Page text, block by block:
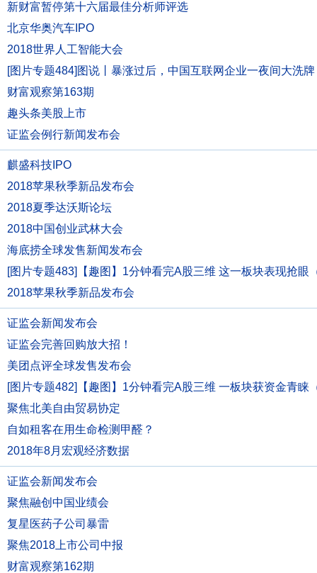
新财富暂停第十六届最佳分析师评选
北京华奥汽车IPO
2018世界人工智能大会
[图片专题484]图说丨暴涨过后，中国互联网企业一夜间大洗牌
财富观察第163期
趣头条美股上市
证监会例行新闻发布会
麒盛科技IPO
2018苹果秋季新品发布会
2018夏季达沃斯论坛
2018中国创业武林大会
海底捞全球发售新闻发布会
[图片专题483]【趣图】1分钟看完A股三维 这一板块表现抢眼
2018苹果秋季新品发布会
证监会新闻发布会
证监会完善回购放大招！
美团点评全球发售发布会
[图片专题482]【趣图】1分钟看完A股三维 一板块获资金青睐
聚焦北美自由贸易协定
自如租客在用生命检测甲醛？
2018年8月宏观经济数据
证监会新闻发布会
聚焦融创中国业绩会
复星医药子公司暴雷
聚焦2018上市公司中报
财富观察第162期